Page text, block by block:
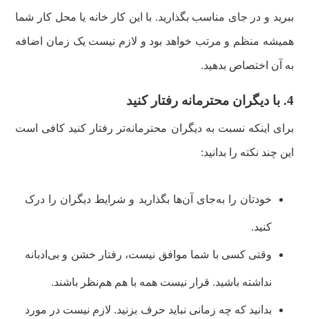
ببرید و در جای مناسب بگذارید. با این کار خانه یا محل کار شما
همیشه منظم و مرتب خواهد بود و لازم نیست یک زمان اضافه
به آن اختصاص بدهید.
4. با دیگران محترمانه رفتار کنید
برای اینکه نسبت به دیگران محترمانه‌تر رفتار کنید کافی است
این چند نکته را بدانید:
خودتان را به‌جای آن‌ها بگذارید و شرایط دیگران را درک
کنید.
وقتی کسی با شما موافق نیست، رفتار خشن و بی‌ادبانه
نداشته باشید. قرار نیست همه با هم هم‌نظر باشند.
بدانید که چه زمانی نباید حرف بزنید. لازم نیست در مورد